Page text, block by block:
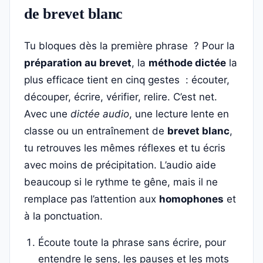
de brevet blanc
Tu bloques dès la première phrase ? Pour la
préparation au brevet, la méthode dictée la
plus efficace tient en cinq gestes : écouter,
découper, écrire, vérifier, relire. C’est net.
Avec une dictée audio, une lecture lente en
classe ou un entraînement de brevet blanc,
tu retrouves les mêmes réflexes et tu écris
avec moins de précipitation. L’audio aide
beaucoup si le rythme te gêne, mais il ne
remplace pas l’attention aux homophones et
à la ponctuation.
Écoute toute la phrase sans écrire, pour
entendre le sens, les pauses et les mots